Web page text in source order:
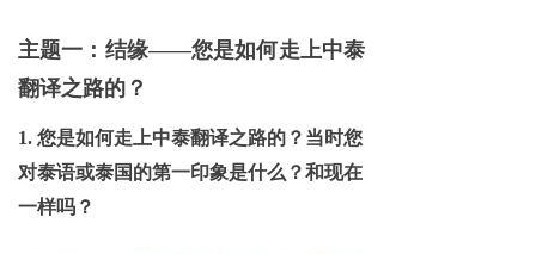
主题一：结缘——您是如何走上中泰
翻译之路的？
1. 您是如何走上中泰翻译之路的？当时您
对泰语或泰国的第一印象是什么？和现在
一样吗？